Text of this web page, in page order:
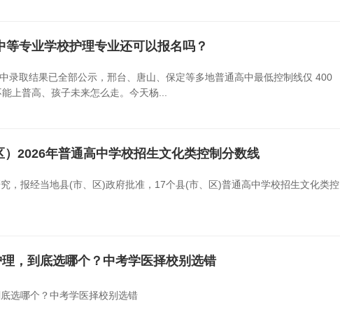
专业学校护理专业还可以报名吗？
录取结果已全部公示，邢台、唐山、保定等多地普通高中最低控制线仅 400
上普高、孩子未来怎么走。今天杨...
2026年普通高中学校招生文化类控制分数线
，报经当地县(市、区)政府批准，17个县(市、区)普通高中学校招生文化类控
，到底选哪个？中考学医择校别选错
选哪个？中考学医择校别选错